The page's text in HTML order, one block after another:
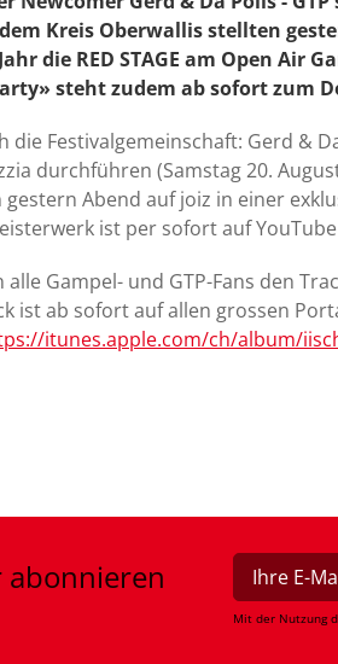
Kreis Oberwallis stellten
die RED STAGE am Open Air
steht zudem ab sofort zum
die Festivalgemeinschaft: Gerd &
durchführen (Samstag 20.
Abend auf joiz in einer
ist per sofort auf
Gampel- und GTP-Fans den
ist ab sofort auf allen grossen
itunes.apple.com/ch/album/
abonnieren
Mit der Nutzung